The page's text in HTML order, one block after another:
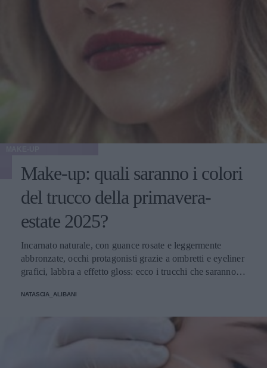
Make-up: quali saranno i colori
del trucco della primavera-
estate 2025?
Incarnato naturale, con guance rosate e leggermente
abbronzate, occhi protagonisti grazie a ombretti e eyeliner
grafici, labbra a effetto gloss: ecco i trucchi che saranno
NATASCIA_ALIBANI